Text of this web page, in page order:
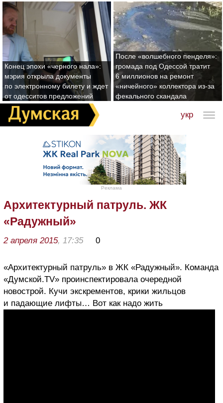
Конец эпохи «черного нала»:
мэрия открыла документы
по электронному билету и ждет
от одесситов предложений
После «волшебного пенделя»:
громада под Одессой тратит
6 миллионов на ремонт
«ничейного» коллектора из-за
фекального скандала
укр
Реклама
Архитектурный патруль. ЖК
«Радужный»
2 апреля 2015, 17:35 0
«Архитектурный патруль» в ЖК «Радужный». Команда
«Думской.TV» проинспектировала очередной
новострой. Кучи экскрементов, крики жильцов
и падающие лифты… Вот как надо жить